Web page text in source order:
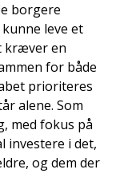
borgere
leve et
kræver en
for både
prioriteres
alene. Som
med fokus på
investere i det,
og dem der